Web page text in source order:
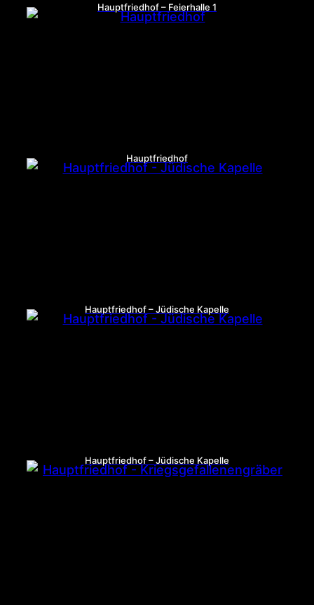
Hauptfriedhof – Feierhalle 1
Hauptfriedhof
Hauptfriedhof – Jüdische Kapelle
Hauptfriedhof – Jüdische Kapelle